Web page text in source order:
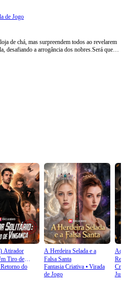
de Jogo
de chá, mas surpreendem todos ao revelarem
desafiando a arrogância dos nobres.Será que
Atirador
Tiro de
Retorno do
A Herdeira Selada e a
Falsa Santa
Fantasia Criativa⦁ Virada
de Jogo